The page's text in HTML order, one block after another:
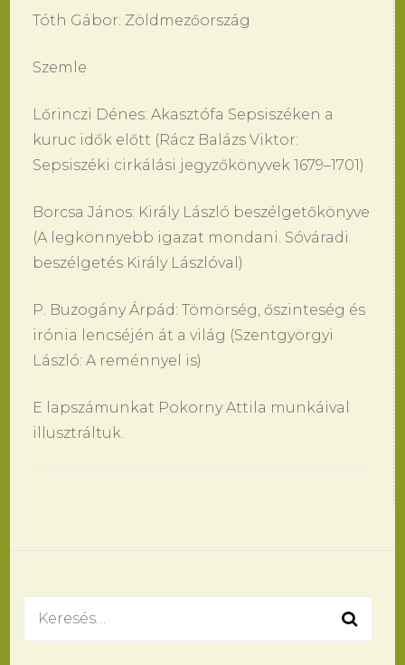
Tóth Gábor: Zöldmezőország
Szemle
Lőrinczi Dénes: Akasztófa Sepsiszéken a
kuruc idők előtt (Rácz Balázs Viktor:
Sepsiszéki cirkálási jegyzőkönyvek 1679–1701)
Borcsa János: Király László beszélgetőkönyve
(A legkönnyebb igazat mondani. Sóváradi
beszélgetés Király Lászlóval)
P. Buzogány Árpád: Tömörség, őszinteség és
irónia lencséjén át a világ (Szentgyörgyi
László: A reménnyel is)
E lapszámunkat Pokorny Attila munkáival
illusztráltuk.
Keresés: